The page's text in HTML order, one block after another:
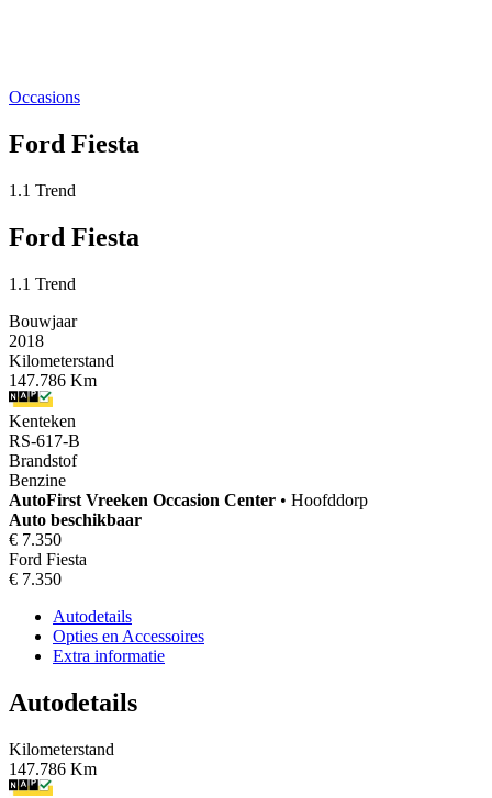
Occasions
Ford Fiesta
1.1 Trend
Ford Fiesta
1.1 Trend
Bouwjaar
2018
Kilometerstand
147.786 Km
Kenteken
RS-617-B
Brandstof
Benzine
AutoFirst Vreeken Occasion Center • Hoofddorp
Auto beschikbaar
€ 7.350
Ford Fiesta
€ 7.350
Autodetails
Opties en Accessoires
Extra informatie
Autodetails
Kilometerstand
147.786 Km